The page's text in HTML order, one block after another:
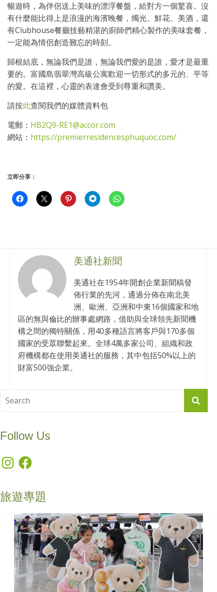
暢遊時，為伴侶送上美味的漂浮餐盤，給對方一個驚喜。沒
有什麼能比得上是浪漫的海濱晚餐，燭光、鮮花、美酒，還
有Clubhouse餐廳技藝精湛的廚師們精心製作的美味套餐，
一定能為情侶創造難忘的時刻。
歸根結底，無論我們是誰，無論我們愛的是誰，愛才是最重
要的。富國島翡翠灣高級公寓歡迎一切形式的多元的、平等
的愛。在這裡，心靈的表達會受到尊重和讚美。
請按此查閱我們的媒體資料包
電郵： HB2Q9-RE1@accor.com
網站： https://premierresidencesphuquoc.com/
立即分享：
美通社新聞
美通社在1954年開創企業新聞稿發
佈行業的先河，通過分佈在南北美
洲、歐洲、亞洲和中東16個國家和地
區的無與倫比的辦事處網路，借助與全球領先新聞機
構之間的獨特關係，用40多種語言將客戶與170多個
國家的受眾聯繫起來。全球4萬多家公司、組織和政
府機構都在使用美通社的服務，其中包括50%以上的
財富500強企業。
Follow Us
InstagramFacebook
旅遊專題